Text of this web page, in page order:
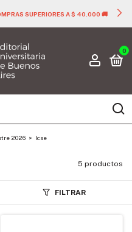
SUPERIORES A $ 40.000 🚚
0
2026 > Icse
5 productos
FILTRAR